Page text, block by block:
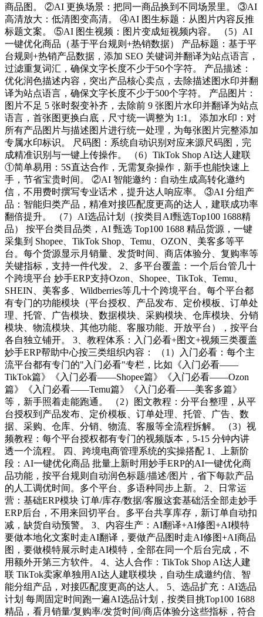
商品图。 ②AI 更换场景：把同一商品换到不同场景里。 ③AI
高清放大：低清图变高清。 ④AI 图生标题：从图片内容反推
标题文案。 ⑤AI 图生视频：图片变成短视频内容。 （5）AI
一键优化商品（基于平台规则+热销数据） 产品标题：基于平
台规则+热销产品数据，添加 SEO 关键词并翻译为站点语言，
过滤重复词汇，确保文字长度不少于50个字符。 产品描述：
优化润色描述内容，突出产品核心卖点，去除描述图水印并翻
译为站点语言，确保文字长度不少于500个字符。 产品图片：
图片不足 5 张时裂变补齐，去除前 9 张图片水印并翻译为站点
语言，首张图更换白底，尺寸统一调整为 1:1。 添加水印：对
所有产品图片与描述图片进行统一处理，为每张图片完整添加
专属水印标识。 尺码图：系统自动识别对应来源尺码图，完
成精准识别与一键上传操作。 （6）TikTok Shop AI达人建联
①简单易用：5S直达合作，无需复杂操作，新手也能快速上
手，节省宝贵时间。 ②AI 智能邀约：自动生成高转化邀约
信，不用费时撰写专业话术，提升达人响应率。 ③AI 分组产
品：智能归类产品，精准对接匹配度更高的达人，建联成功率
翻倍提升。 （7）AI选品计划（按类目AI甄选Top100 1688精
品） 按平台类目品类，AI 甄选 Top100 1688 精品货源，一键
采集到 Shopee、TikTok Shop、Temu、OZON、美客多等平
台。每个货源显示月销量、发货时间、商店体验分、复购率等
关键指标，支持一件代发。 2、多平台覆盖：一个后台管几十
个跨境平台 妙手ERP支持Ozon、Shopee、TikTok、Temu、
SHEIN、美客多、Wildberries等几十个跨境平台。每个平台都
有专门的功能模块（平台授权、产品发布、定价模板、订单处
理、托管、广告模块、数据模块、采购模块、仓库模块、分销
模块、物流模块、其他功能、客服功能、开放平台），按平台
各自独立铺开。 3、教程体系：入门必看+图文+视频三类覆盖
妙手ERP帮助中心按三类组织内容： （1）入门必看：每个主
流平台都有专门的"入门必看"专栏，比如《入门必看——
TikTok篇》《入门必看——Shopee篇》《入门必看——Ozon
篇》《入门必看——Temu篇》《入门必看——美客多篇》
等，新手照着走能跑通。 （2）图文教程：分平台整理，从平
台授权到产品发布、定价模板、订单处理、托管、广告、数
据、采购、仓库、分销、物流、客服等全流程拆解。 （3）视
频教程：每个平台授权都有专门的视频版本，5-15 分钟内讲
透一个流程。 四、跨境电商管理系统的实操搭配 1、上新阶
段：AI一键优化商品 批量上新时用妙手ERP的AI一键优化商
品功能，按平台规则自动润色标题/描述/图片，省下每款产品
的人工调优时间。多个平台、多语种同步上新。 2、日常运
营：基础ERP模块 订单/库存/数据/客服这套基础活全部走妙手
ERP后台，不用来回切平台。多平台共享库存，新订单自动扣
减，缺货自动预警。 3、内容生产：AI翻译+AI修图+AI模特
要做本地化文案时走AI翻译，要做产品图时走AI修图+AI商品
图，要做模特展示时走AI模特，全部在同一个后台完成，不
用额外开第三方软件。 4、达人合作：TikTok Shop AI达人建
联 TikTok卖家单独用AI达人建联模块，自动生成邀约信、智
能分组产品，对接匹配度更高的达人。 5、选品扩充：AI选品
计划 每周固定时间跑一遍AI选品计划，按类目挑Top100 1688
精品，看月销量/复购率/发货时间/商店体验分这些指标，符合